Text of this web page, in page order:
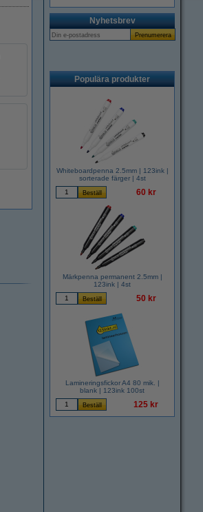
Nyhetsbrev
Populära produkter
Whiteboardpenna 2.5mm | 123ink |
sorterade färger | 4st
60 kr
Märkpenna permanent 2.5mm |
123ink | 4st
50 kr
Lamineringsfickor A4 80 mik. |
blank | 123ink 100st
125 kr